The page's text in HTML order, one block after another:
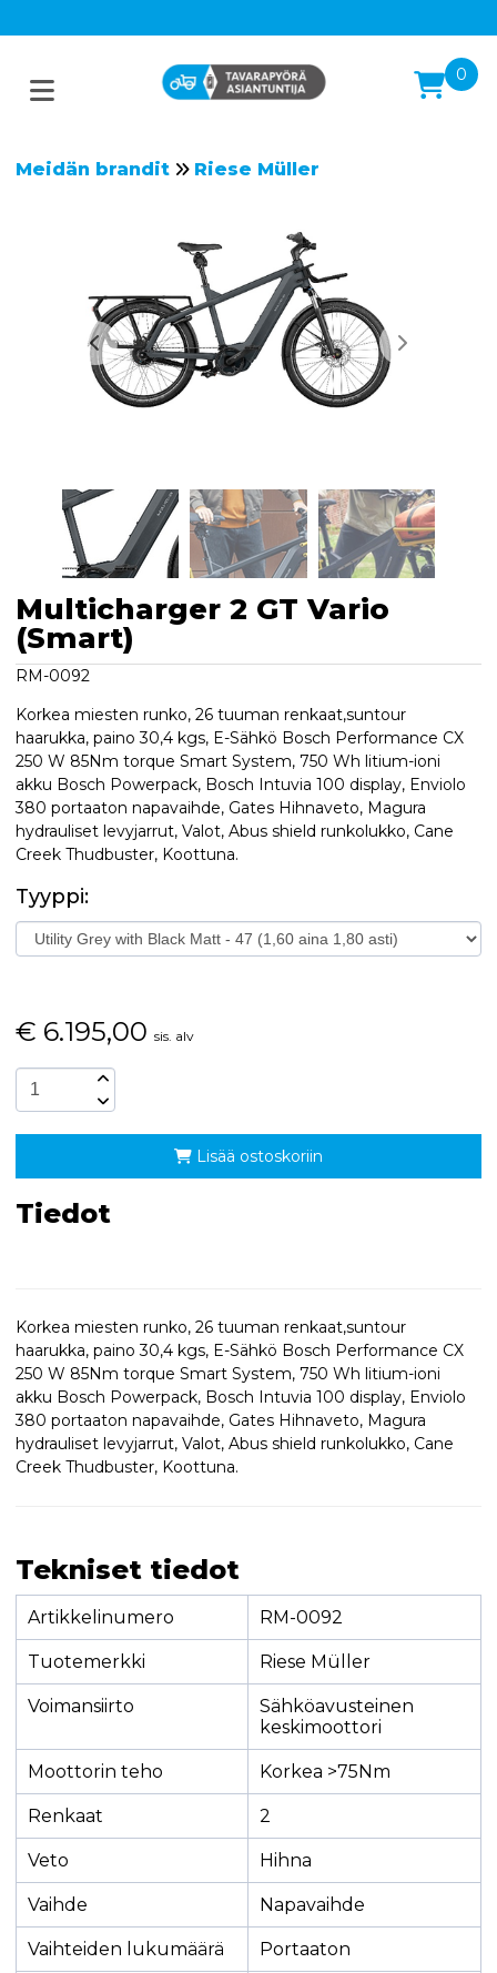
0
Meidän brandit Riese Müller
Multicharger 2 GT Vario
(Smart)
RM-0092
Korkea miesten runko, 26 tuuman renkaat,suntour
haarukka, paino 30,4 kgs, E-Sähkö Bosch Performance CX
250 W 85Nm torque Smart System, 750 Wh litium-ioni
akku Bosch Powerpack, Bosch Intuvia 100 display, Enviolo
380 portaaton napavaihde, Gates Hihnaveto, Magura
hydrauliset levyjarrut, Valot, Abus shield runkolukko, Cane
Creek Thudbuster, Koottuna.
Tyyppi:
€ 6.195,00 sis. alv
Lisää ostoskoriin
Tiedot
Korkea miesten runko, 26 tuuman renkaat,suntour
haarukka, paino 30,4 kgs, E-Sähkö Bosch Performance CX
250 W 85Nm torque Smart System, 750 Wh litium-ioni
akku Bosch Powerpack, Bosch Intuvia 100 display, Enviolo
380 portaaton napavaihde, Gates Hihnaveto, Magura
hydrauliset levyjarrut, Valot, Abus shield runkolukko, Cane
Creek Thudbuster, Koottuna.
Tekniset tiedot
Artikkelinumero RM-0092
Tuotemerkki Riese Müller
Voimansiirto
Sähköavusteinen
keskimoottori
Moottorin teho Korkea >75Nm
Renkaat 2
Veto Hihna
Vaihde Napavaihde
Vaihteiden lukumäärä Portaaton